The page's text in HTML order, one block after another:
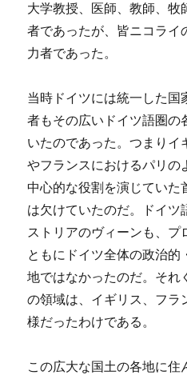
大学教授、医師、教師、牧
者であったが、皆ニコライ
力者であった。
当時ドイツには統一した国
者もその広いドイツ語圏の
いたのであった。つまりイ
やフランスにおけるパリの
中心的な役割を演じていた
は欠けていたのだ。ドイツ
ストリアのヴィーンも、プ
ともにドイツ全体の政治的
地ではなかったのだ。それ
の領域は、イギリス、フラ
様だったわけである。
この広大な国土の各地に住